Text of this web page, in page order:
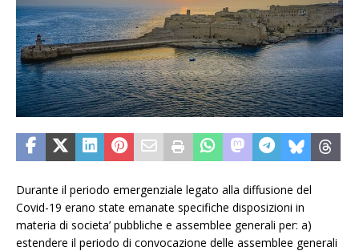
Durante il periodo emergenziale legato alla diffusione del
Covid-19 erano state emanate specifiche disposizioni in
materia di societa’ pubbliche e assemblee generali per: a)
estendere il periodo di convocazione delle assemblee generali